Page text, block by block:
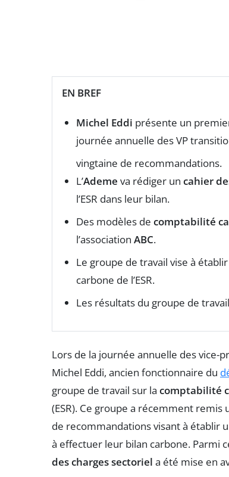
EN BREF
Michel Eddi présente un
journée annuelle des VP
vingtaine de recommandations.
L’Ademe va rédiger un cahier
l’ESR dans leur bilan.
Des modèles de comptabilité
l’association ABC.
Le groupe de travail vise à
carbone de l’ESR.
Les résultats du groupe de
Lors de la journée annuelle des vice-
Michel Eddi, ancien fonctionnaire du
groupe de travail sur la comptabilité
(ESR). Ce groupe a récemment
de recommandations visant à établir
à effectuer leur bilan carbone. Parmi
des charges sectoriel a été mise en